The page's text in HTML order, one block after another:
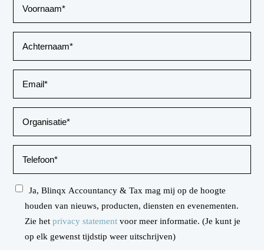
Ja, Blinqx Accountancy & Tax mag mij op de hoogte
houden van nieuws, producten, diensten en evenementen.
Zie hetprivacy statement voor meer informatie. (Je kunt je
op elk gewenst tijdstip weer uitschrijven)